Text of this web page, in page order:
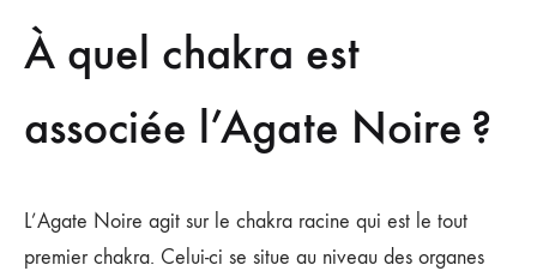
À quel chakra est
associée l’Agate Noire ?
L’Agate Noire agit sur le chakra racine qui est le tout
premier chakra. Celui-ci se situe au niveau des organes